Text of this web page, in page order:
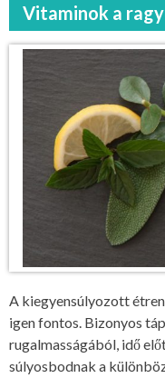
Vitaminok a
A kiegyensúlyozott
igen fontos. Bizonyos
rugalmasságából, idő
súlyosbodnak a